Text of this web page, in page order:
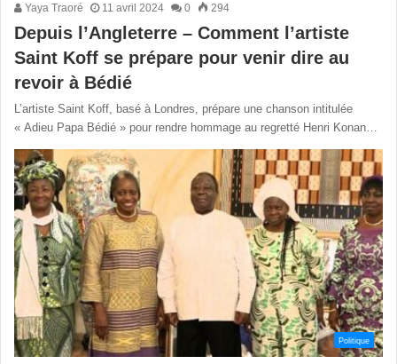
Yaya Traoré 11 avril 2024 0 294
Depuis l’Angleterre – Comment l’artiste
Saint Koff se prépare pour venir dire au
revoir à Bédié
L’artiste Saint Koff, basé à Londres, prépare une chanson intitulée
« Adieu Papa Bédié » pour rendre hommage au regretté Henri Konan…
Politique